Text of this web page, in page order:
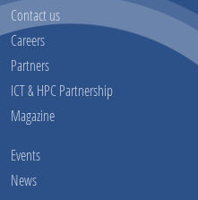
Contact us
Careers
Partners
ICT & HPC Partnership
Magazine
Events
News